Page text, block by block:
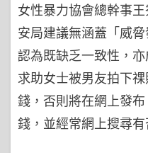
女性暴力協會總幹事
安局建議無涵蓋「威
認為既缺乏一致性，
求助女士被男友拍下
錢，否則將在網上發
錢，並經常網上搜尋